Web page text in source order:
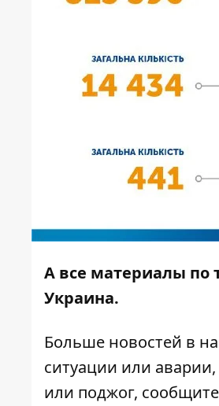
А все материалы по
Украина.
Больше новостей в
ситуации или
или поджог,